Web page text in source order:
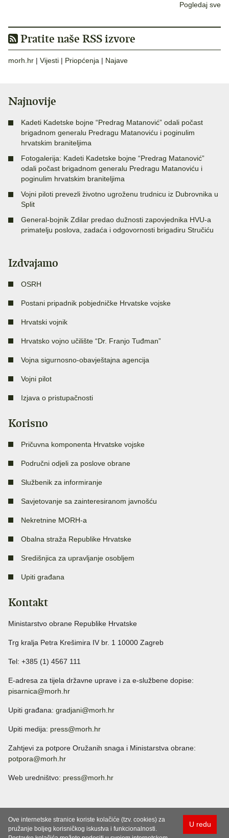
Pogledaj sve
Pratite naše RSS izvore
morh.hr | Vijesti | Priopćenja | Najave
Najnovije
Kadeti Kadetske bojne “Predrag Matanović” odali počast
brigadnom generalu Predragu Matanoviću i poginulim
hrvatskim braniteljima
Fotogalerija: Kadeti Kadetske bojne “Predrag Matanović”
odali počast brigadnom generalu Predragu Matanoviću i
poginulim hrvatskim braniteljima
Vojni piloti prevezli životno ugroženu trudnicu iz Dubrovnika u
Split
General-bojnik Zdilar predao dužnosti zapovjednika HVU-a
primatelju poslova, zadaća i odgovornosti brigadiru Stručiću
Izdvajamo
OSRH
Postani pripadnik pobjedničke Hrvatske vojske
Hrvatski vojnik
Hrvatsko vojno učilište “Dr. Franjo Tuđman”
Vojna sigurnosno-obavještajna agencija
Vojni pilot
Izjava o pristupačnosti
Korisno
Pričuvna komponenta Hrvatske vojske
Područni odjeli za poslove obrane
Službenik za informiranje
Savjetovanje sa zainteresiranom javnošću
Nekretnine MORH-a
Obalna straža Republike Hrvatske
Središnjica za upravljanje osobljem
Upiti građana
Kontakt
Ministarstvo obrane Republike Hrvatske
Trg kralja Petra Krešimira IV br. 1 10000 Zagreb
Tel: +385 (1) 4567 111
E-adresa za tijela državne uprave i za e-službene dopise:
pisarnica@morh.hr
Upiti građana: gradjani@morh.hr
Upiti medija: press@morh.hr
Zahtjevi za potpore Oružanih snaga i Ministarstva obrane:
potpora@morh.hr
Web uredništvo: press@morh.hr
U redu
Ove internetske stranice koriste kolačiće (tzv. cookies) za
pružanje boljeg korisničkog iskustva i funkcionalnosti.